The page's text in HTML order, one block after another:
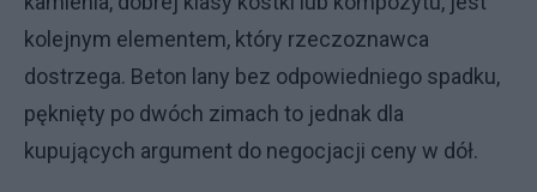
kolejnym elementem, który rzeczoznawca
dostrzega. Beton lany bez odpowiedniego spadku,
pęknięty po dwóch zimach to jednak dla
kupujących argument do negocjacji ceny w dół.